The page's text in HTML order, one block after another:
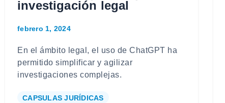
investigación legal
febrero 1, 2024
En el ámbito legal, el uso de ChatGPT ha
permitido simplificar y agilizar
investigaciones complejas.
CAPSULAS JURÍDICAS